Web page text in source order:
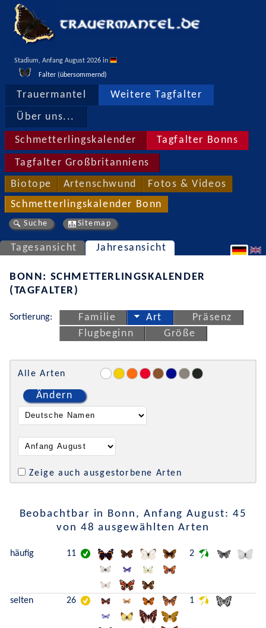
Stadium, Anfang August 2026 in
Falter (übersommernd)
Trauermantel Weitere Tagfalter
Über uns...
Schmetterlingskalender Tagfalter Bonns
Tagfalter Großbritanniens
Biotope Artenschwund Fotos & Videos
Schmetterlingskalender Bonn
Suche Sitemap
Tagesansicht Jahresansicht
BONN: SCHMETTERLINGSKALENDER
(TAGFALTER)
Sortierung: Familie Art
Präsenz
Flugbeginn
Größe
Alle Arten
Ändern
Zeige auch ausgestorbene Arten
Beobachtbar in Bonn, Anfang August: 45
von 48 ausgewählten Arten
häufig 11 2
selten 26 1